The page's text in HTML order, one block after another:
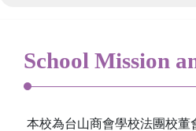
School Mission
本校為台山商會學校法團校董